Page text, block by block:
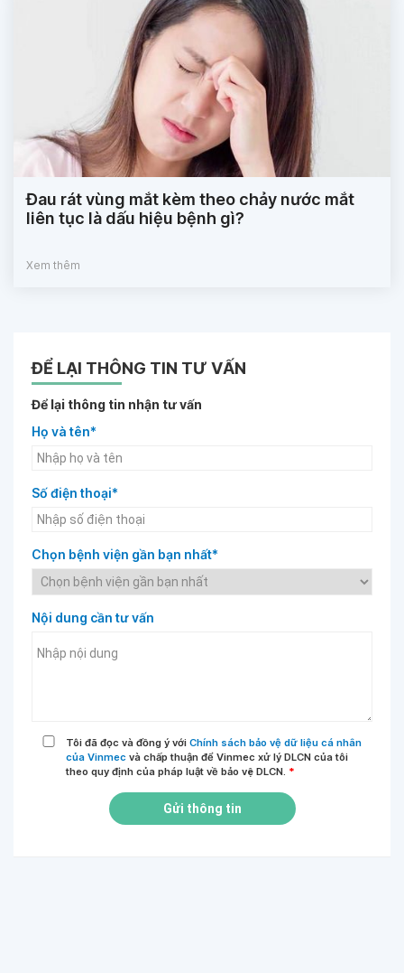
Đau rát vùng mắt kèm theo chảy nước mắt
liên tục là dấu hiệu bệnh gì?
Xem thêm
ĐỂ LẠI THÔNG TIN TƯ VẤN
Để lại thông tin nhận tư vấn
Họ và tên*
Số điện thoại*
Chọn bệnh viện gần bạn nhất*
Nội dung cần tư vấn
Tôi đã đọc và đồng ý với Chính sách bảo vệ dữ liệu cá nhân
của Vinmec và chấp thuận để Vinmec xử lý DLCN của tôi
theo quy định của pháp luật về bảo vệ DLCN. *
Gửi thông tin